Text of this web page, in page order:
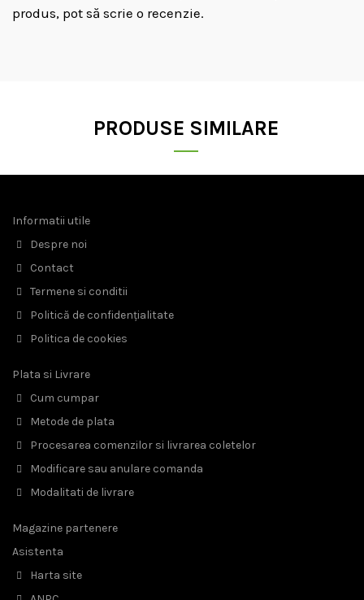
produs, pot să scrie o recenzie.
PRODUSE SIMILARE
Informatii utile
Despre noi
Contact
Termene si conditii
Politică de confidențialitate
Politica de cookies
Plata si Livrare
Cum cumpar
Metode de plata
Procesarea comenzilor si livrarea coletelor
Modificare sau anulare comanda
Modalitati de livrare
Magazine partenere
Asistenta
Harta site